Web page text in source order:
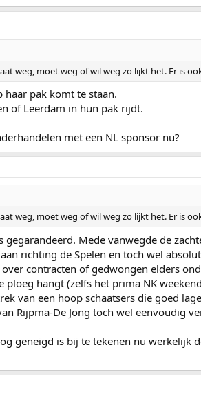
weg, moet weg of wil weg zo lijkt het. Er is
pak komt te staan.
of Leerdam in hun pak rijdt.
met een NL sponsor nu?
weg, moet weg of wil weg zo lijkt het. Er is
Mede vanwegde de
richting de Spelen en toch wel
contracten of gedwongen elders
ploeg hangt (zelfs het prima NK
van een hoop schaatsers die goed
Rijpma-De Jong toch wel eenvoudig
geneigd is bij te tekenen nu